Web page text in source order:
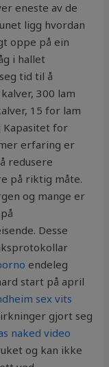
eneste av de
ligg hvordan
oppe på ein
i hallet
tid til å
300 lam
15 for lam
Kapasitet for
erfaring er
redusere
på riktig måte.
og mange er
Desse
endeleg
start på april
sex vits
gjort seg
naked video
og kan ikke